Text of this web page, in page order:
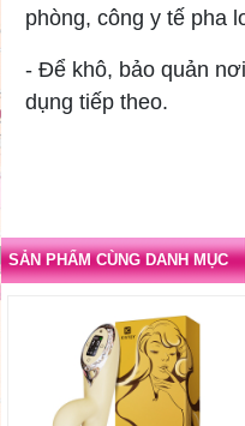
phòng, công y tế pha
- Để khô, bảo quản
dụng tiếp theo.
SẢN PHẨM CÙNG DANH MỤC